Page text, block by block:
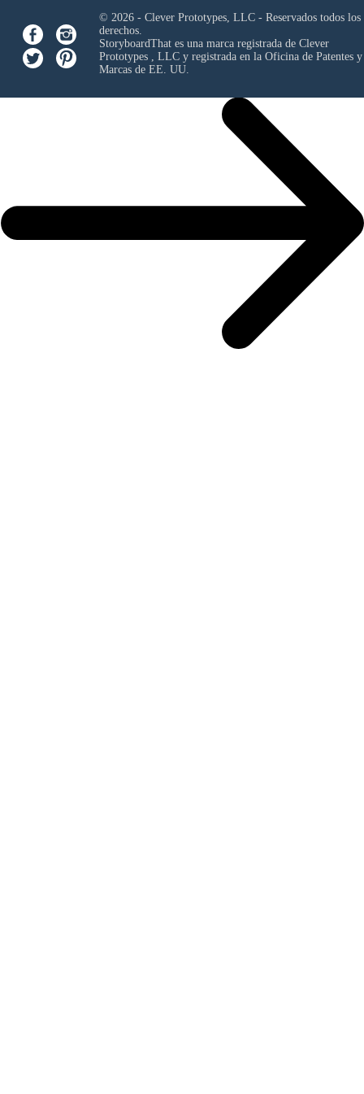
© 2026 - Clever Prototypes, LLC - Reservados todos los
derechos.
StoryboardThat es una marca registrada de Clever
Prototypes , LLCy registrada en la Oficina de Patentes y
Marcas de EE. UU.